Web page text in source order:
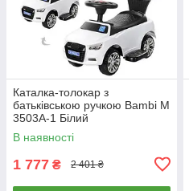
Каталка-толокар з
батьківською ручкою Bambi M
3503A-1 Білий
В наявності
1 777 ₴ 2 401 ₴